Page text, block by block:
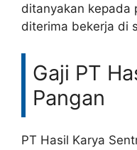
ditanyakan kepada
diterima bekerja di
Gaji PT
Pangan
PT Hasil Karya